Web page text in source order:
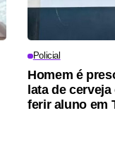
Policial
Homem é
lata de
ferir aluno em